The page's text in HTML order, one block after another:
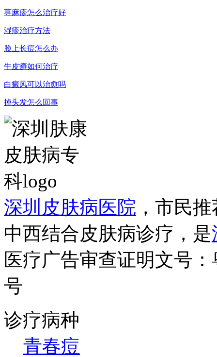
荨麻疹怎么治疗好
湿疹治疗方法
脸上长痘怎么办
牛皮癣如何治疗
白癜风可以治愈吗
掉头发怎么回事
深圳皮肤病医院 ，市民
中西结合皮肤病诊疗，是
医疗广告审查证明文号
号
诊疗病种
青春痘